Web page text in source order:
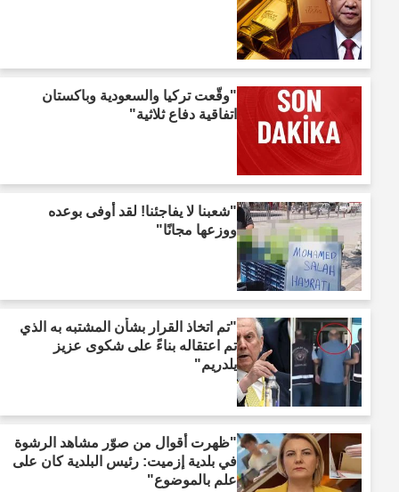
"وقّعت تركيا والسعودية وباكستان
اتفاقية دفاع ثلاثية"
"شعبنا لا يفاجئنا! لقد أوفى بوعده
ووزعها مجانًا"
"تم اتخاذ القرار بشأن المشتبه به الذي
تم اعتقاله بناءً على شكوى عزيز
يلدريم"
"ظهرت أقوال من صوّر مشاهد الرشوة
في بلدية إزميت: رئيس البلدية كان على
علم بالموضوع"